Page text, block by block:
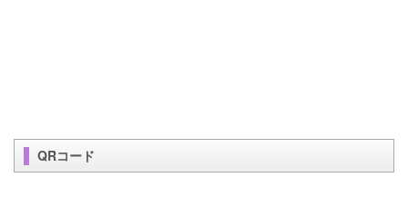
QRコード